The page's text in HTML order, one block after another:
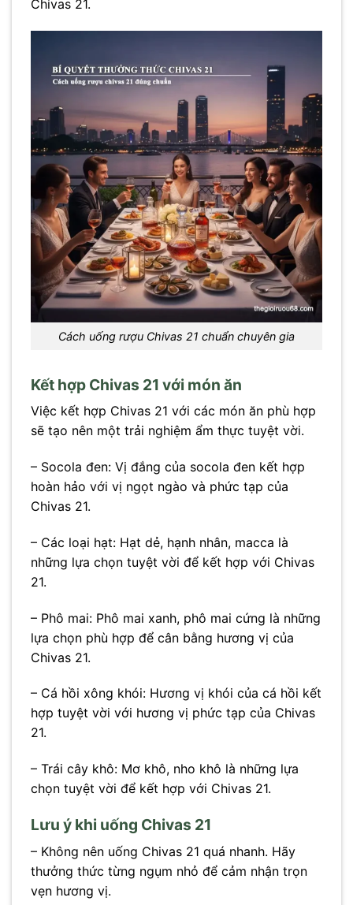
Chivas 21.
Cách uống rượu Chivas 21 chuẩn chuyên gia
Kết hợp Chivas 21 với món ăn
Việc kết hợp Chivas 21 với các món ăn phù hợp
sẽ tạo nên một trải nghiệm ẩm thực tuyệt vời.
– Socola đen: Vị đắng của socola đen kết hợp
hoàn hảo với vị ngọt ngào và phức tạp của
Chivas 21.
– Các loại hạt: Hạt dẻ, hạnh nhân, macca là
những lựa chọn tuyệt vời để kết hợp với Chivas
21.
– Phô mai: Phô mai xanh, phô mai cứng là những
lựa chọn phù hợp để cân bằng hương vị của
Chivas 21.
– Cá hồi xông khói: Hương vị khói của cá hồi kết
hợp tuyệt vời với hương vị phức tạp của Chivas
21.
– Trái cây khô: Mơ khô, nho khô là những lựa
chọn tuyệt vời để kết hợp với Chivas 21.
Lưu ý khi uống Chivas 21
– Không nên uống Chivas 21 quá nhanh. Hãy
thưởng thức từng ngụm nhỏ để cảm nhận trọn
vẹn hương vị.